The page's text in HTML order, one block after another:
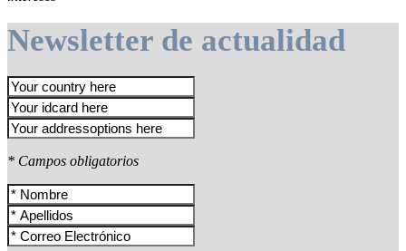
Newsletter de actualidad
* Campos obligatorios